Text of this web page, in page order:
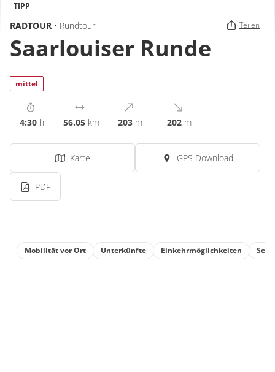
TIPP
RADTOUR • Rundtour Teilen
Saarlouiser Runde
mittel
4:30 h 56.05 km 203 m 202 m
Karte GPS Download
PDF
Mobilität vor Ort Unterkünfte Einkehrmöglichkeiten